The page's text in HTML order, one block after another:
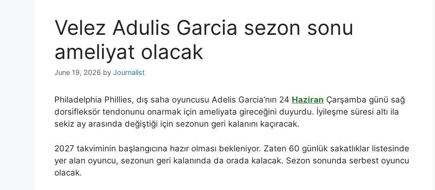
Velez Adulis Garcia sezon sonu
ameliyat olacak
June 19, 2026 by Journalist
Philadelphia Phillies, dış saha oyuncusu Adelis Garcia’nın 24 Haziran Çarşamba günü sağ
dorsifleksör tendonunu onarmak için ameliyata gireceğini duyurdu. İyileşme süresi altı ila
sekiz ay arasında değiştiği için sezonun geri kalanını kaçıracak.
2027 takviminin başlangıcına hazır olması bekleniyor. Zaten 60 günlük sakatlıklar listesinde
yer alan oyuncu, sezonun geri kalanında da orada kalacak. Sezon sonunda serbest oyuncu
olacak.